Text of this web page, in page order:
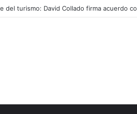
del turismo: David Collado firma acuerdo